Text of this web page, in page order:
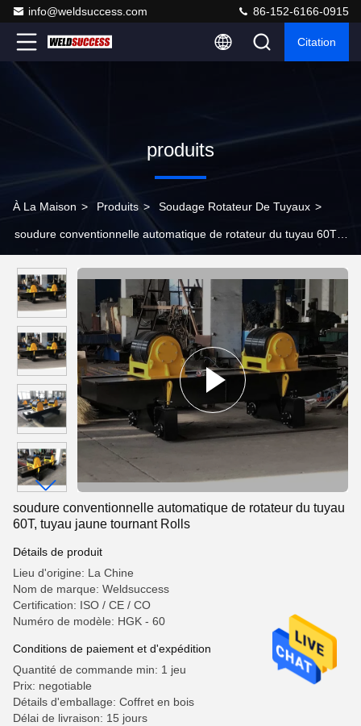
info@weldsuccess.com 86-152-6166-0915
Citation
produits
À La Maison > Produits > Soudage Rotateur De Tuyaux >
soudure conventionnelle automatique de rotateur du tuyau 60T,
soudure conventionnelle automatique de rotateur du tuyau
60T, tuyau jaune tournant Rolls
Détails de produit
Lieu d'origine: La Chine
Nom de marque: Weldsuccess
Certification: ISO / CE / CO
Numéro de modèle: HGK - 60
Conditions de paiement et d'expédition
Quantité de commande min: 1 jeu
Prix: negotiable
Détails d'emballage: Coffret en bois
Délai de livraison: 15 jours